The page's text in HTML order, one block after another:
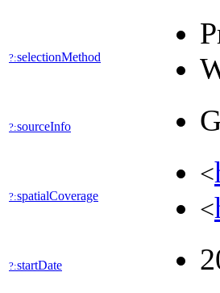
?:selectionMethod
?:sourceInfo
?:spatialCoverage
<
<
?:startDate